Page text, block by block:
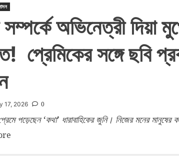
অভিনেত্রী দিয়া
প্রেমিকের সঙ্গে ছবি
17, 2026 0
পড়েছেন ‘কথা’ ধারাবাহিকের জুনি। নিজের মনের